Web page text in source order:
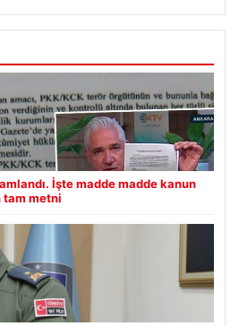
İşte madde madde kanun
metni